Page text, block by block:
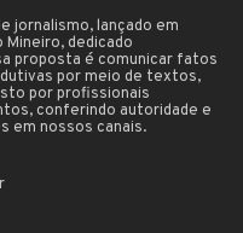
jornalismo, lançado em
dedicado
proposta é comunicar fatos
por meio de textos,
por profissionais
conferindo autoridade e
em nossos canais.